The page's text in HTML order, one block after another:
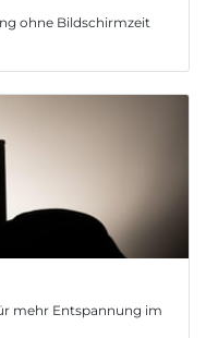
ohne Bildschirmzeit
mehr Entspannung im